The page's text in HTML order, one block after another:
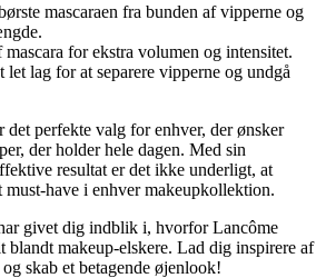
mascaraen fra bunden af vipperne og
for ekstra volumen og intensitet.
let lag for at separere vipperne og undgå
det perfekte valg for enhver, der ønsker
der holder hele dagen. Med sin
resultat er det ikke underligt, at
must-have i enhver makeupkollektion.
givet dig indblik i, hvorfor Lancôme
blandt makeup-elskere. Lad dig inspirere af
skab et betagende øjenlook!